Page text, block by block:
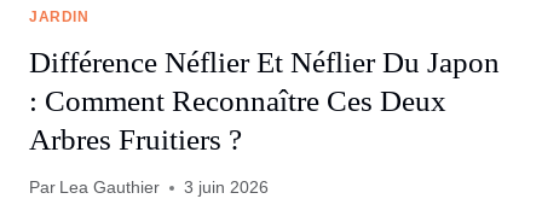
JARDIN
Différence Néflier Et Néflier Du Japon
: Comment Reconnaître Ces Deux
Arbres Fruitiers ?
Par Lea Gauthier 3 juin 2026